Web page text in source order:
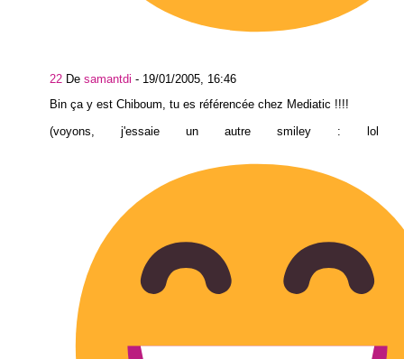
22 De samantdi - 19/01/2005, 16:46
Bin ça y est Chiboum, tu es référencée chez Mediatic !!!!
(voyons, j'essaie un autre smiley : lol